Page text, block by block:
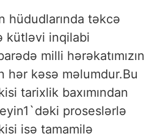
hüdudlarında təkcə
kütləvi inqilabi
milli hərəkatımızın
hər kəsə məlumdur.Bu
tarixlik baxımından
proseslərlə
isə tamamilə